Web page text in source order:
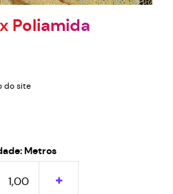
Poliamida
do site
Metros